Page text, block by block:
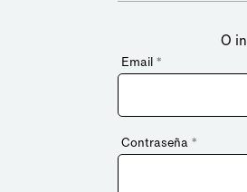
O
Email *
Contraseña *